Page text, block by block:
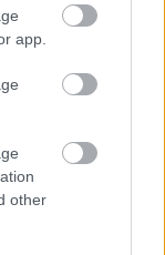
app.
other
felülmúlta
heroine
eget rengető
a célon,
énekelt.
remek
az a
töltheti
Bartoletti